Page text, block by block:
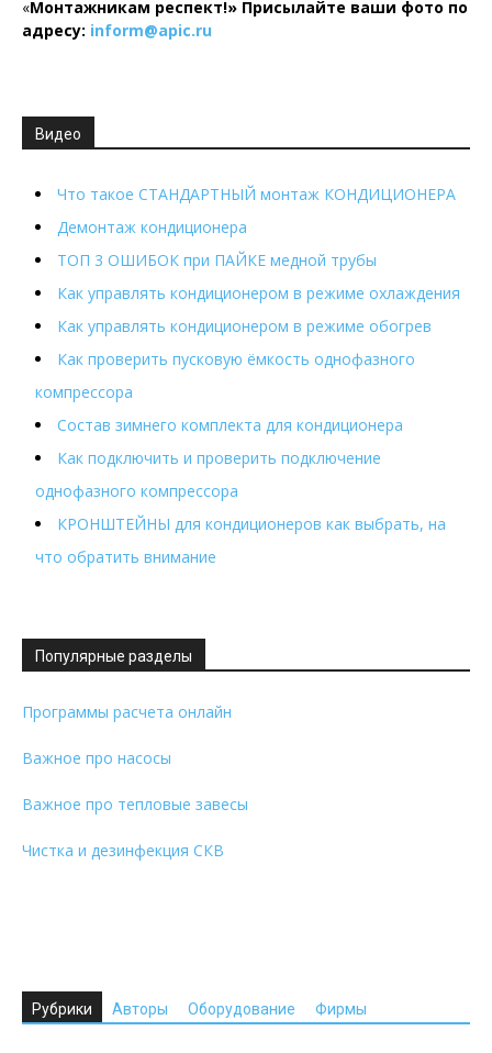
«Монтажникам респект!» Присылайте ваши фото по
адресу: inform@apic.ru
Видео
Что такое СТАНДАРТНЫЙ монтаж КОНДИЦИОНЕРА
Демонтаж кондиционера
ТОП 3 ОШИБОК при ПАЙКЕ медной трубы
Как управлять кондиционером в режиме охлаждения
Как управлять кондиционером в режиме обогрев
Как проверить пусковую ёмкость однофазного
компрессора
Состав зимнего комплекта для кондиционера
Как подключить и проверить подключение
однофазного компрессора
КРОНШТЕЙНЫ для кондиционеров как выбрать, на
что обратить внимание
Популярные разделы
Программы расчета онлайн
Важное про насосы
Важное про тепловые завесы
Чистка и дезинфекция СКВ
Рубрики Авторы Оборудование Фирмы